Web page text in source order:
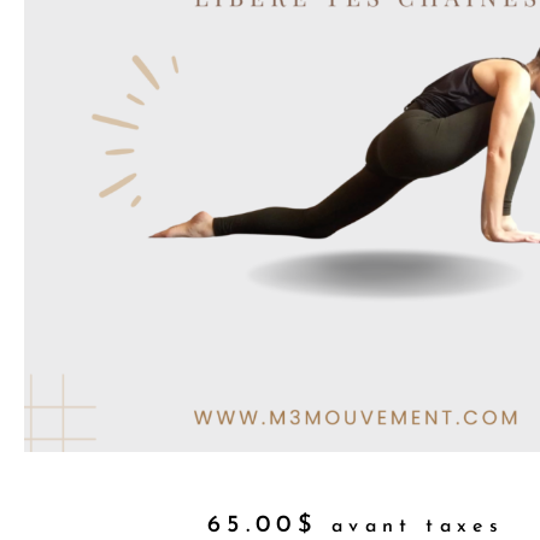
65.00 $ avant taxes